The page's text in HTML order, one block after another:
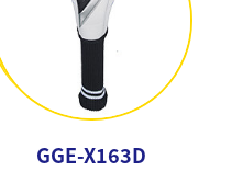
GGE-X163D